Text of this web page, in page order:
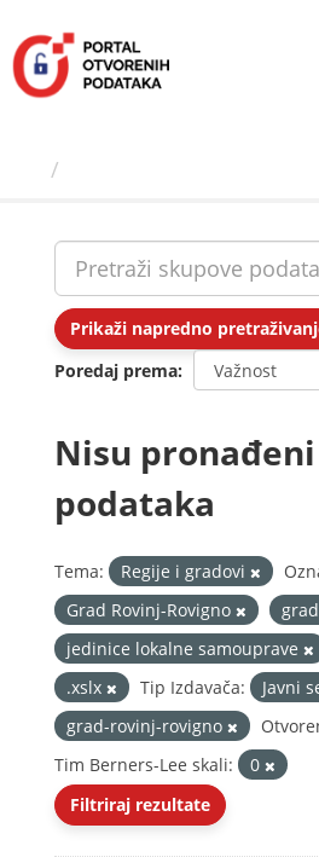
sadržaj
Prikaži napredno
Poredaj prema
Nisu
podataka
Tema: Regije i gradovi
Grad Rovinj-Rovigno
jedinice lokalne samouprave
.xslx
Tip Izdavača: Javni
grad-rovinj-rovigno
Tim Berners-Lee skali:
0
Filtriraj rezultate